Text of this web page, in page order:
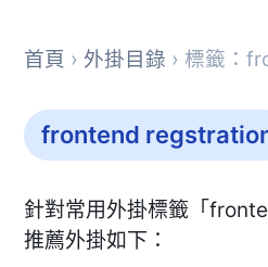
首頁 › 外掛目錄 › 標籤：
frontend
針對常用外掛標籤「
推薦外掛如下：